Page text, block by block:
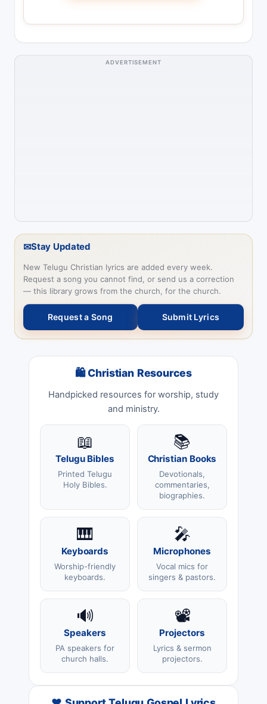
ADVERTISEMENT
✉Stay Updated
New Telugu Christian lyrics are added every week.
Request a song you cannot find, or send us a correction
— this library grows from the church, for the church.
Request a Song Submit Lyrics
🛍 Christian Resources
Handpicked resources for worship, study
and ministry.
📖
Telugu Bibles
Printed Telugu
Holy Bibles.
📚
Christian Books
Devotionals,
commentaries,
biographies.
🎹
Keyboards
Worship-friendly
keyboards.
🎤
Microphones
Vocal mics for
singers & pastors.
🔊
Speakers
PA speakers for
church halls.
📽️
Projectors
Lyrics & sermon
projectors.